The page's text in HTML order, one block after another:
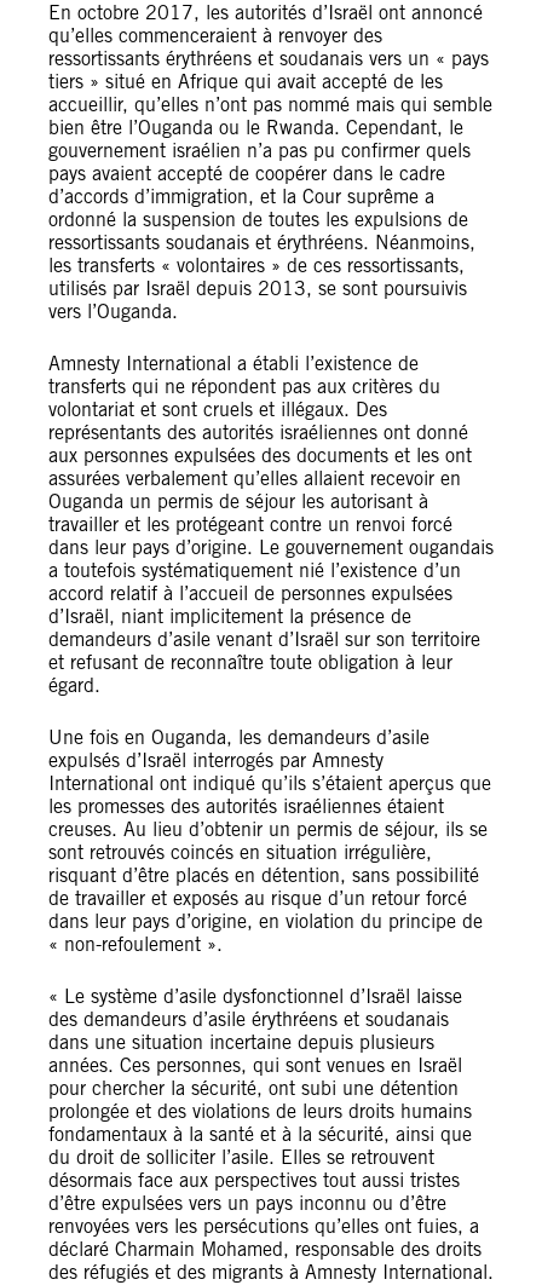
En octobre 2017, les autorités d’Israël ont annoncé
qu’elles commenceraient à renvoyer des
ressortissants érythréens et soudanais vers un « pays
tiers » situé en Afrique qui avait accepté de les
accueillir, qu’elles n’ont pas nommé mais qui semble
bien être l’Ouganda ou le Rwanda. Cependant, le
gouvernement israélien n’a pas pu confirmer quels
pays avaient accepté de coopérer dans le cadre
d’accords d’immigration, et la Cour suprême a
ordonné la suspension de toutes les expulsions de
ressortissants soudanais et érythréens. Néanmoins,
les transferts « volontaires » de ces ressortissants,
utilisés par Israël depuis 2013, se sont poursuivis
vers l’Ouganda.
Amnesty International a établi l’existence de
transferts qui ne répondent pas aux critères du
volontariat et sont cruels et illégaux. Des
représentants des autorités israéliennes ont donné
aux personnes expulsées des documents et les ont
assurées verbalement qu’elles allaient recevoir en
Ouganda un permis de séjour les autorisant à
travailler et les protégeant contre un renvoi forcé
dans leur pays d’origine. Le gouvernement ougandais
a toutefois systématiquement nié l’existence d’un
accord relatif à l’accueil de personnes expulsées
d’Israël, niant implicitement la présence de
demandeurs d’asile venant d’Israël sur son territoire
et refusant de reconnaître toute obligation à leur
égard.
Une fois en Ouganda, les demandeurs d’asile
expulsés d’Israël interrogés par Amnesty
International ont indiqué qu’ils s’étaient aperçus que
les promesses des autorités israéliennes étaient
creuses. Au lieu d’obtenir un permis de séjour, ils se
sont retrouvés coincés en situation irrégulière,
risquant d’être placés en détention, sans possibilité
de travailler et exposés au risque d’un retour forcé
dans leur pays d’origine, en violation du principe de
« non-refoulement ».
« Le système d’asile dysfonctionnel d’Israël laisse
des demandeurs d’asile érythréens et soudanais
dans une situation incertaine depuis plusieurs
années. Ces personnes, qui sont venues en Israël
pour chercher la sécurité, ont subi une détention
prolongée et des violations de leurs droits humains
fondamentaux à la santé et à la sécurité, ainsi que
du droit de solliciter l’asile. Elles se retrouvent
désormais face aux perspectives tout aussi tristes
d’être expulsées vers un pays inconnu ou d’être
renvoyées vers les persécutions qu’elles ont fuies, a
déclaré Charmain Mohamed, responsable des droits
des réfugiés et des migrants à Amnesty International.